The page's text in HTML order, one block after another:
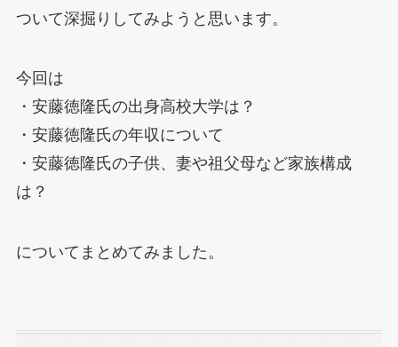
ついて深掘りしてみようと思います。
今回は
・安藤徳隆氏の出身高校大学は？
・安藤徳隆氏の年収について
・安藤徳隆氏の子供、妻や祖父母など家族構成
は？
についてまとめてみました。